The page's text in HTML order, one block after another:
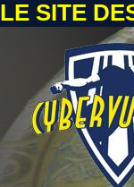
LE SITE